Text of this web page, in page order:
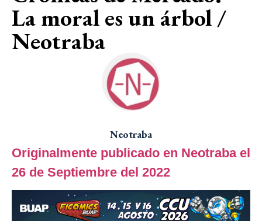
La moral es un árbol /
Neotraba
Neotraba
Originalmente publicado en Neotraba el
26 de Septiembre del 2022